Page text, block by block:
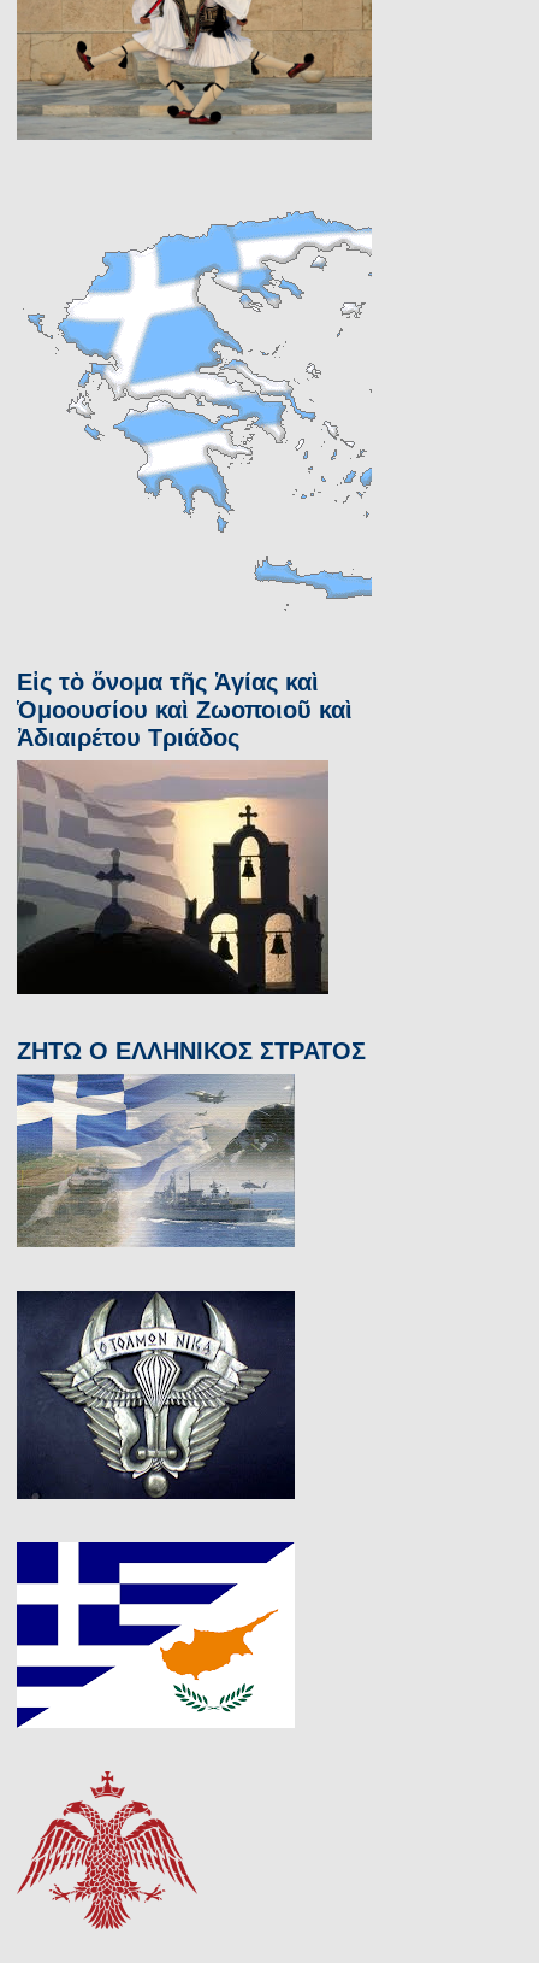
Εἰς τὸ ὄνομα τῆς Ἁγίας καὶ
Ὁμοουσίου καὶ Ζωοποιοῦ καὶ
Ἀδιαιρέτου Τριάδος
ΖΗΤΩ Ο ΕΛΛΗΝΙΚΟΣ ΣΤΡΑΤΟΣ